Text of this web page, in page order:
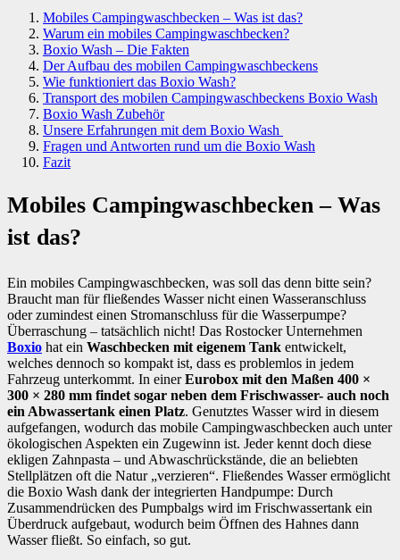
Mobiles Campingwaschbecken – Was ist das?
Warum ein mobiles Campingwaschbecken?
Boxio Wash – Die Fakten
Der Aufbau des mobilen Campingwaschbeckens
Wie funktioniert das Boxio Wash?
Transport des mobilen Campingwaschbeckens Boxio Wash
Boxio Wash Zubehör
Unsere Erfahrungen mit dem Boxio Wash
Fragen und Antworten rund um die Boxio Wash
Fazit
Mobiles Campingwaschbecken – Was
ist das?
Ein mobiles Campingwaschbecken, was soll das denn bitte sein?
Braucht man für fließendes Wasser nicht einen Wasseranschluss
oder zumindest einen Stromanschluss für die Wasserpumpe?
Überraschung – tatsächlich nicht! Das Rostocker Unternehmen
Boxio hat ein Waschbecken mit eigenem Tank entwickelt,
welches dennoch so kompakt ist, dass es problemlos in jedem
Fahrzeug unterkommt. In einerEurobox mit den Maßen 400 ×
300 × 280 mm findet sogar neben dem Frischwasser- auch noch
ein Abwassertank einen Platz. Genutztes Wasser wird in diesem
aufgefangen, wodurch das mobile Campingwaschbecken auch unter
ökologischen Aspekten ein Zugewinn ist. Jeder kennt doch diese
ekligen Zahnpasta – und Abwaschrückstände, die an beliebten
Stellplätzen oft die Natur „verzieren“. Fließendes Wasser ermöglicht
die Boxio Wash dank der integrierten Handpumpe: Durch
Zusammendrücken des Pumpbalgs wird im Frischwassertank ein
Überdruck aufgebaut, wodurch beim Öffnen des Hahnes dann
Wasser fließt. So einfach, so gut.